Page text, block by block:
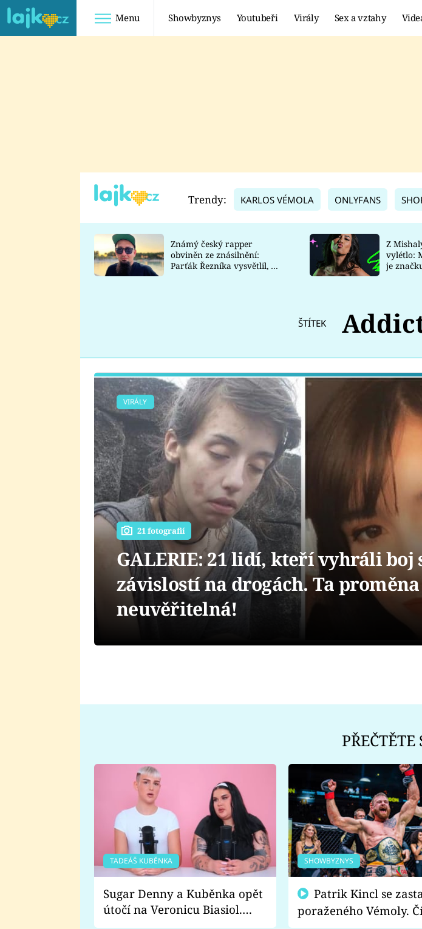
Menu Showbyznys Youtubeři Virály Sex a vztahy
TADEÁŠ KUBĚNKA
DATEL
Trendy: KARLOS VÉMOLA ONLYFANS
Známý český rapper
obviněn ze znásilnění:
Parťák Řezníka vysvětlil, co
Z
vylétlo:
je
ŠTÍTEK
VIRÁLY
21 fotografií
GALERIE: 21 lidí, kteří vyhráli boj
závislostí na drogách. Ta
neuvěřitelná!
PŘEČTĚTE
TADEÁŠ KUBĚNKA
Sugar Denny a Kuběnka opět
útočí na Veronicu Biasiol.
Proč je podle nich falešná a
SHOWBYZNYS
poraženého Vémoly.
fanoušci naštvali?